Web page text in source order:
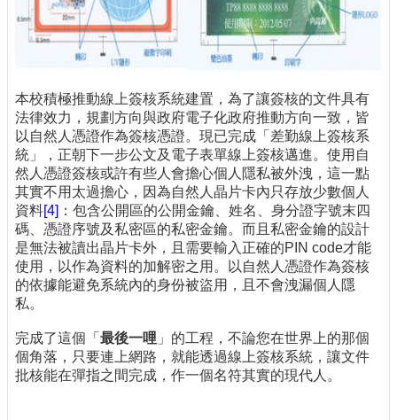
本校積極推動線上簽核系統建置，為了讓簽核的文件具有
法律效力，規劃方向與政府電子化政府推動方向一致，皆
以自然人憑證作為簽核憑證。現已完成「差勤線上簽核系
統」，正朝下一步公文及電子表單線上簽核邁進。使用自
然人憑證簽核或許有些人會擔心個人隱私被外洩，這一點
其實不用太過擔心，因為自然人晶片卡內只存放少數個人
資料[4] ：包含公開區的公開金鑰、姓名、身分證字號末四
碼、憑證序號及私密區的私密金鑰。而且私密金鑰的設計
是無法被讀出晶片卡外，且需要輸入正確的PIN code才能
使用，以作為資料的加解密之用。以自然人憑證作為簽核
的依據能避免系統內的身份被盜用，且不會洩漏個人隱
私。
完成了這個「 最後一哩 」的工程，不論您在世界上的那個
個角落，只要連上網路，就能透過線上簽核系統，讓文件
批核能在彈指之間完成，作一個名符其實的現代人。